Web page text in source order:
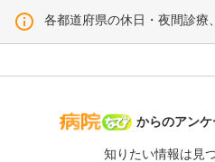
各都道府県の休日・夜間診療
病院なび
からのアンケ
知りたい情報は見